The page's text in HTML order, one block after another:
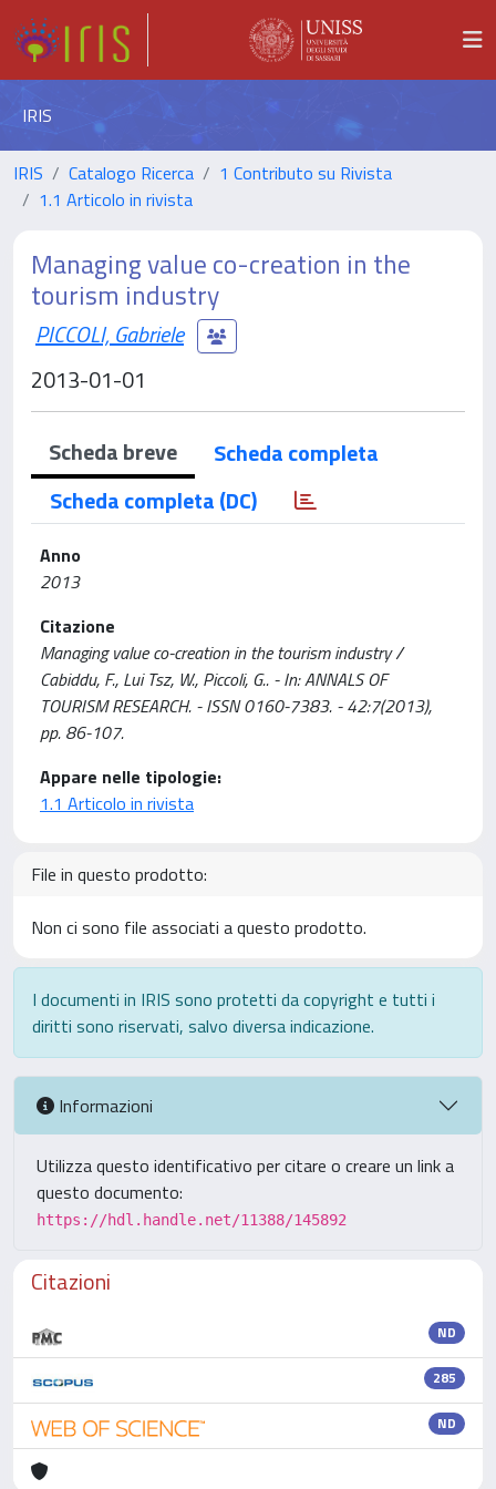
IRIS
IRIS Catalogo Ricerca
1 Contributo su Rivista
1.1 Articolo in rivista
Managing value co-creation in the
tourism industry
PICCOLI, Gabriele
2013-01-01
Scheda breve
Scheda completa
Scheda completa (DC)
Anno
2013
Citazione
Managing value co-creation in the tourism industry /
Cabiddu, F., Lui Tsz, W., Piccoli, G.. - In: ANNALS OF
TOURISM RESEARCH. - ISSN 0160-7383. - 42:7(2013),
pp. 86-107.
Appare nelle tipologie:
1.1 Articolo in rivista
File in questo prodotto:
Non ci sono file associati a questo prodotto.
I documenti in IRIS sono protetti da copyright e tutti i
diritti sono riservati, salvo diversa indicazione.
Informazioni
Utilizza questo identificativo per citare o creare un link a
questo documento:
https://hdl.handle.net/11388/145892
Citazioni
ND
285
ND